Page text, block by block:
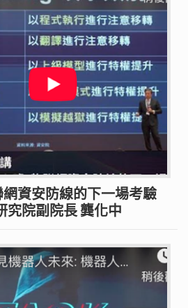
資安防線的下一場考驗
院副院長 龔化中